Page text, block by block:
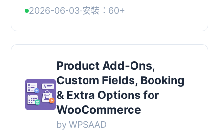
能。, 透過這個外掛程式，您可以販售
任何類型的產品（...
2026-06-03·安裝：60+
Product Add-Ons,
Custom Fields, Booking
& Extra Options for
WooCommerce
by WPSAAD